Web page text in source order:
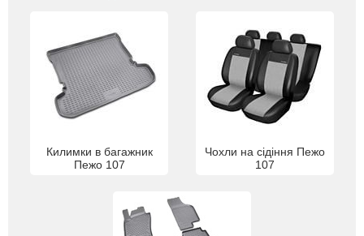
Килимки в багажник
Пежо 107
Чохли на сідіння Пежо
107